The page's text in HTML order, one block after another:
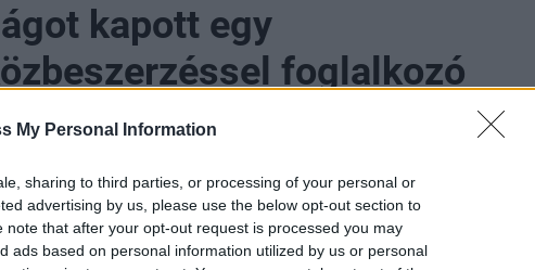
My Personal Information
sharing to third parties, or processing of your personal or
advertising by us, please use the below opt-out section to
note that after your opt-out request is processed you may
ads based on personal information utilized by us or personal
kapott egy
foglalkozó
mintegy 660 milliós bírságot szabott ki három